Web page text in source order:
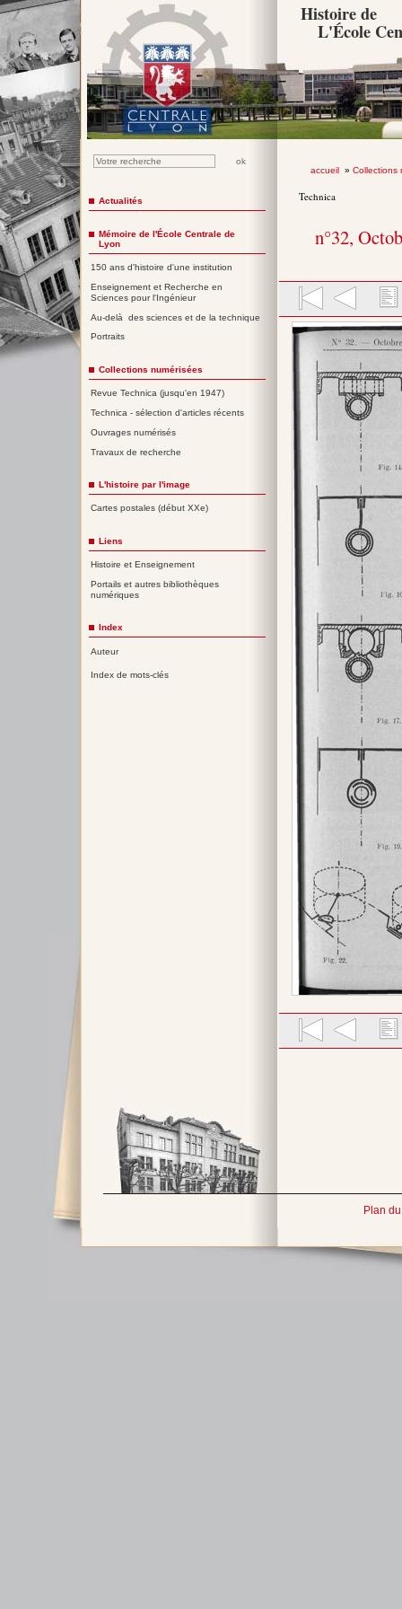
Histoire de
L'École
accueil» Collections
Technica
n°32,
Actualités
Mémoire de l'École Centrale de
Lyon
150 ans d'histoire d'une institution
Enseignement et Recherche en
Sciences pour l'Ingénieur
Au-delà des sciences et de la technique
Portraits
Collections numérisées
Revue Technica (jusqu'en 1947)
Technica - sélection d'articles récents
Ouvrages numérisés
Travaux de recherche
L'histoire par l'image
Cartes postales (début XXe)
Liens
Histoire et Enseignement
Portails et autres bibliothèques
numériques
Index
Auteur
Index de mots-clés
Plan